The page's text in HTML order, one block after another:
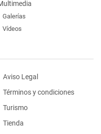
Galerías
Vídeos
Aviso Legal
Términos y condiciones
Turismo
Tienda